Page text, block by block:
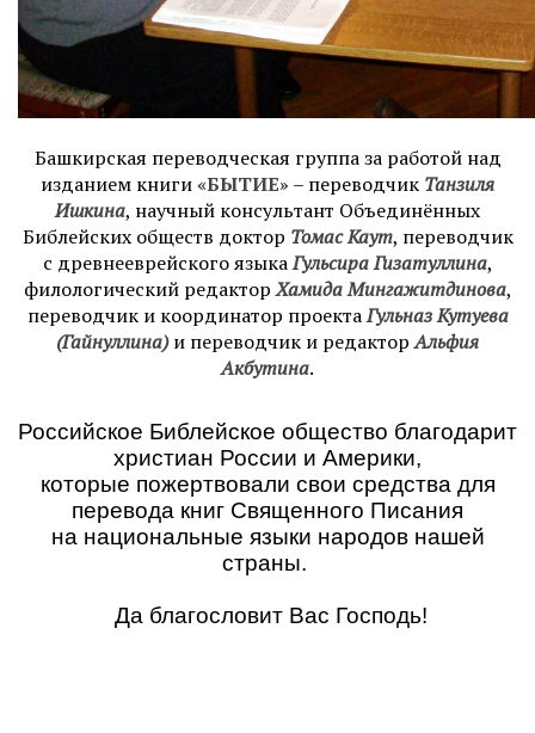
Башкирская переводческая группа за работой над
изданием книги«БЫТИЕ» – переводчик Танзиля
Ишкина, научный консультант Объединённых
Библейских обществ доктор Томас Каут, переводчик
с древнееврейского языкаГульсира Гизатуллина,
филологический редакторХамида Мингажитдинова,
переводчик и координатор проектаГульназ Кутуева
(Гайнуллина)и переводчик и редакторАльфия
Акбутина.
Российское Библейское общество благодарит
христиан России и Америки,
которые пожертвовали свои средства для
перевода книг Священного Писания
на национальные языки народов нашей
страны.
Да благословит Вас Господь!